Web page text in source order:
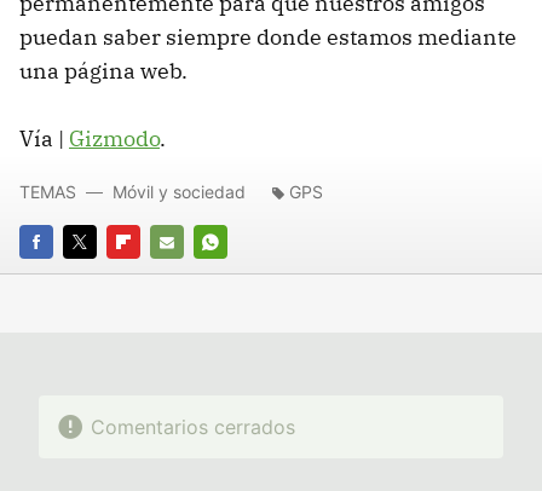
puedan saber siempre donde estamos mediante
una página web.
Vía | Gizmodo.
FACEBOOK
TWITTERFLIPBOARD
E-
WHATSAPP
TEMAS Móvil y sociedad GPS
Comentarios cerrados